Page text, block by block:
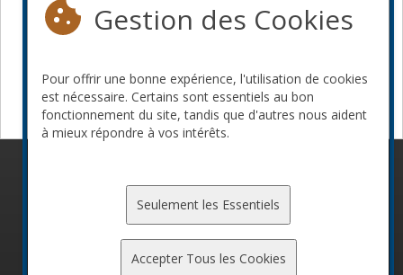
Devenir commanditaire
Gestion des Cookies
Pour offrir une bonne expérience, l'utilisation de cookies
est nécessaire. Certains sont essentiels au bon
fonctionnement du site, tandis que d'autres nous aident
à mieux répondre à vos intérêts.
Seulement les Essentiels
Accepter Tous les Cookies